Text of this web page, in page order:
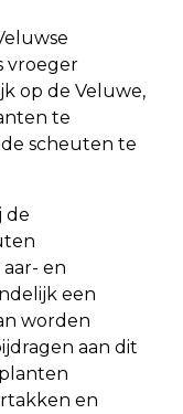
vroeger
op de Veluwe,
te
scheuten te
de
en
een
worden
aan dit
en